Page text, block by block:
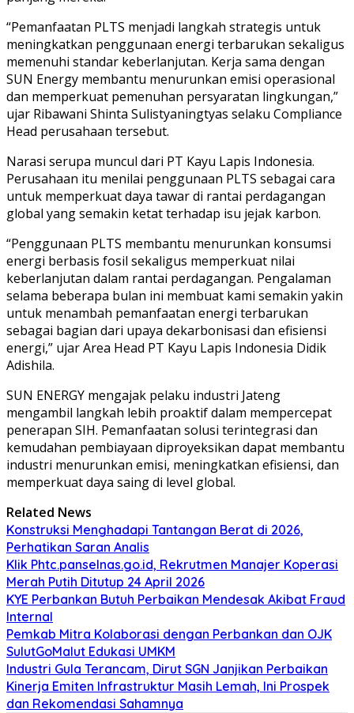
“Pemanfaatan PLTS menjadi langkah strategis untuk
meningkatkan penggunaan energi terbarukan sekaligus
memenuhi standar keberlanjutan. Kerja sama dengan
SUN Energy membantu menurunkan emisi operasional
dan memperkuat pemenuhan persyaratan lingkungan,”
ujar Ribawani Shinta Sulistyaningtyas selaku Compliance
Head perusahaan tersebut.
Narasi serupa muncul dari PT Kayu Lapis Indonesia.
Perusahaan itu menilai penggunaan PLTS sebagai cara
untuk memperkuat daya tawar di rantai perdagangan
global yang semakin ketat terhadap isu jejak karbon.
“Penggunaan PLTS membantu menurunkan konsumsi
energi berbasis fosil sekaligus memperkuat nilai
keberlanjutan dalam rantai perdagangan. Pengalaman
selama beberapa bulan ini membuat kami semakin yakin
untuk menambah pemanfaatan energi terbarukan
sebagai bagian dari upaya dekarbonisasi dan efisiensi
energi,” ujar Area Head PT Kayu Lapis Indonesia Didik
Adishila.
SUN ENERGY mengajak pelaku industri Jateng
mengambil langkah lebih proaktif dalam mempercepat
penerapan SIH. Pemanfaatan solusi terintegrasi dan
kemudahan pembiayaan diproyeksikan dapat membantu
industri menurunkan emisi, meningkatkan efisiensi, dan
memperkuat daya saing di level global.
Related News
Konstruksi Menghadapi Tantangan Berat di 2026,
Perhatikan Saran Analis
Klik Phtc.panselnas.go.id, Rekrutmen Manajer Koperasi
Merah Putih Ditutup 24 April 2026
KYE Perbankan Butuh Perbaikan Mendesak Akibat Fraud
Internal
Pemkab Mitra Kolaborasi dengan Perbankan dan OJK
SulutGoMalut Edukasi UMKM
Industri Gula Terancam, Dirut SGN Janjikan Perbaikan
Kinerja Emiten Infrastruktur Masih Lemah, Ini Prospek
dan Rekomendasi Sahamnya